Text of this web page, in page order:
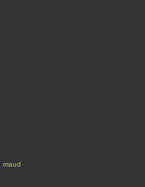
maud